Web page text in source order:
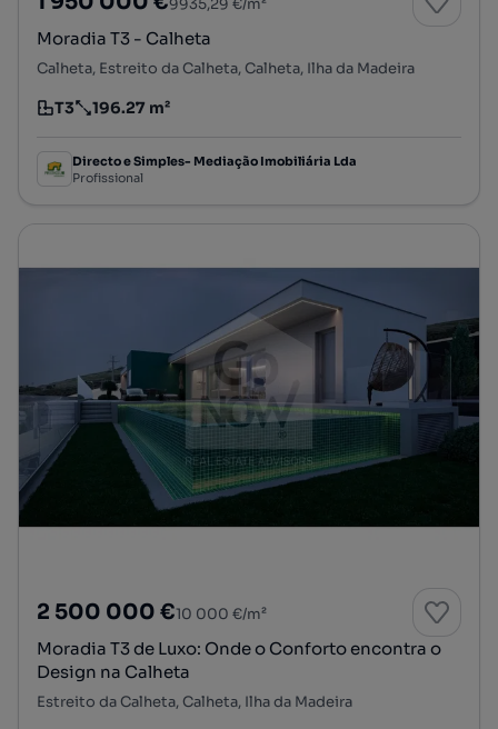
9935,29 €/m²
Moradia T3 - Calheta
Calheta, Estreito da Calheta, Calheta, Ilha da Madeira
Tipologia
T3
Preço por metro quadrado
196.27 m²
Directo e Simples- Mediação Imobiliária Lda
Profissional
2 500 000 €10 000 €/m²
Moradia T3 de Luxo: Onde o Conforto encontra o
Design na Calheta
Estreito da Calheta, Calheta, Ilha da Madeira